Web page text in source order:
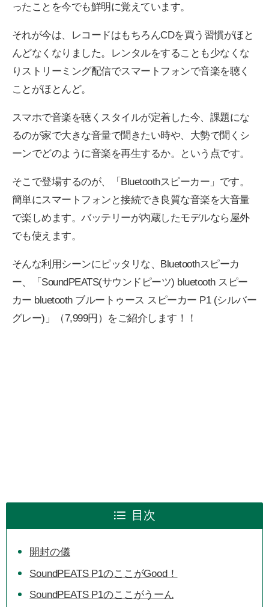
ったことを今でも鮮明に覚えています。
それが今は、レコードはもちろんCDを買う習慣がほと
んどなくなりました。レンタルをすることも少なくな
りストリーミング配信でスマートフォンで音楽を聴く
ことがほとんど。
スマホで音楽を聴くスタイルが定着した今、課題にな
るのが家で大きな音量で聞きたい時や、大勢で聞くシ
ーンでどのように音楽を再生するか。という点です。
そこで登場するのが、「Bluetoothスピーカー」です。
簡単にスマートフォンと接続でき良質な音楽を大音量
で楽しめます。バッテリーが内蔵したモデルなら屋外
でも使えます。
そんな利用シーンにピッタリな、Bluetoothスピーカ
ー、「SoundPEATS(サウンドピーツ) bluetooth スピー
カー bluetooth ブルートゥース スピーカー P1 (シルバー
グレー) 」（7,999円）をご紹介します！！
目次
開封の儀
SoundPEATS P1のここがGood！
SoundPEATS P1のここがうーん